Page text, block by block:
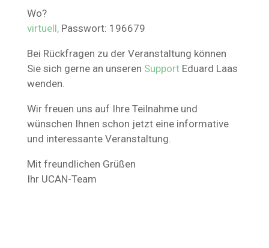
Wo?
virtuell, Passwort: 196679
Bei Rückfragen zu der Veranstaltung können
Sie sich gerne an unseren SupportEduard Laas
wenden.
Wir freuen uns auf Ihre Teilnahme und
wünschen Ihnen schon jetzt eine informative
und interessante Veranstaltung.
Mit freundlichen Grüßen
Ihr UCAN-Team